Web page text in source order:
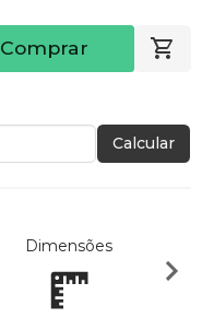
Comprar
Calcular
Dimensões